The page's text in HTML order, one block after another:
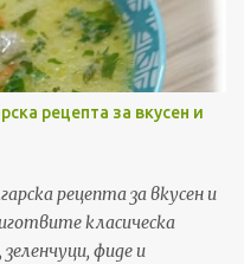
рецепта за вкусен и
рецепта за вкусен и
класическа
фиде и